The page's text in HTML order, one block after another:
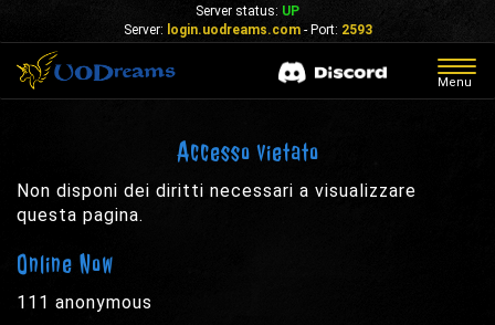
Server status: UP
Server: login.uodreams.com- Port: 2593
Menu
Accesso vietato
Non disponi dei diritti necessari a visualizzare
questa pagina.
Online Now
111 anonymous